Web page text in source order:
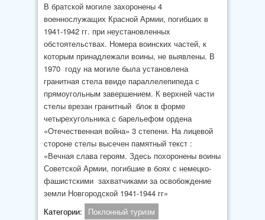
В братской могиле захоронены 4
военнослужащих Красной Армии, погибших в
1941-1942 гг. при неустановленных
обстоятельствах. Номера воинских частей, к
которым принадлежали воины, не выявлены. В
1970 году на могиле была установлена
гранитная стела ввиде параллелепипеда с
прямоугольным завершением. К верхней части
стелы врезан гранитный блок в форме
четырехугольника с барельефом ордена
«Отечественная война» 3 степени. На лицевой
стороне стелы высечен памятный текст :
«Вечная слава героям. Здесь похоронены воины
Советской Армии, погибшие в боях с немецко-
фашистскими захватчиками за освобождение
земли Новгородской 1941-1944 гг»
Категории:
Поклонный туризм